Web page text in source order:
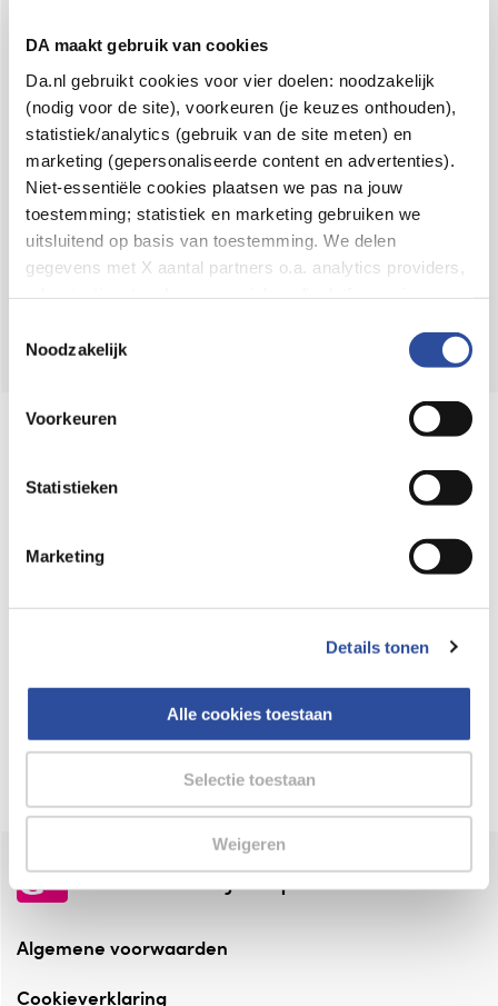
DA maakt gebruik van cookies
Da.nl gebruikt cookies voor vier doelen: noodzakelijk
(nodig voor de site), voorkeuren (je keuzes onthouden),
statistiek/analytics (gebruik van de site meten) en
marketing (gepersonaliseerde content en advertenties).
Niet-essentiële cookies plaatsen we pas na jouw
toestemming; statistiek en marketing gebruiken we
uitsluitend op basis van toestemming. We delen
gegevens met X aantal partners o.a. analytics providers,
en de bewaartermijnen per categorie. Je kunt je keuze op
gegevensverwerking staat in de
Privacyverklaring
Noodzakelijk
Voorkeuren
Statistieken
Marketing
Details tonen
Alle cookies toestaan
Selectie toestaan
Weigeren
8.6 uit4.106 reviews
Over DA
Klantenservice
Assortiment
VolgDAop:
Online aanbieder medicijnen
webshop mag verkopen.
⁠Verantwoorde zorg, ⁠ook online.
Altijd onze folder bij de hand
Check onze folders ⁠bij AlleFolders.
de vriendelijke specialist
Algemene voorwaarden
Cookieverklaring